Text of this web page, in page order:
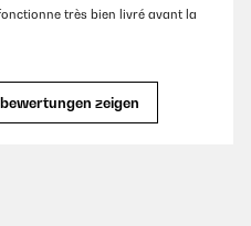
très bien livré avant la
zeigen